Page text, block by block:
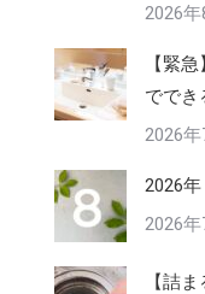
2026年
【緊
ででき
2026年
2026
2026年
【詰